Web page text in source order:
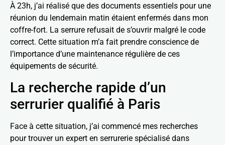
À 23h, j’ai réalisé que des documents essentiels pour une
réunion du lendemain matin étaient enfermés dans mon
coffre-fort. La serrure refusait de s’ouvrir malgré le code
correct. Cette situation m’a fait prendre conscience de
l’importance d’une maintenance régulière de ces
équipements de sécurité.
La recherche rapide d’un
serrurier qualifié à Paris
Face à cette situation, j’ai commencé mes recherches
pour trouver un expert en serrurerie spécialisé dans